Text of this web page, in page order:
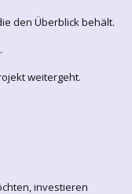
den Überblick behält.
weitergeht.
investieren